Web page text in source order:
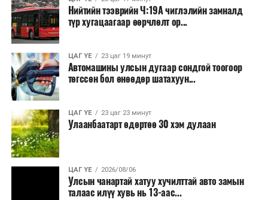
Нийтийн тээврийн Ч:19А чиглэлийн замналд
түр хугацаагаар өөрчлөлт ор...
ЦАГ ҮЕ 23 цаг 19 минут
Автомашины улсын дугаар сондгой тоогоор
төгссөн бол өнөөдөр шатахуун...
ЦАГ ҮЕ 23 цаг 23 минут
Улаанбаатарт өдөртөө 30 хэм дулаан
ЦАГ ҮЕ 2026/08/06
Улсын чанартай хатуу хучилттай авто замын
талаас илүү хувь нь 13-аас...